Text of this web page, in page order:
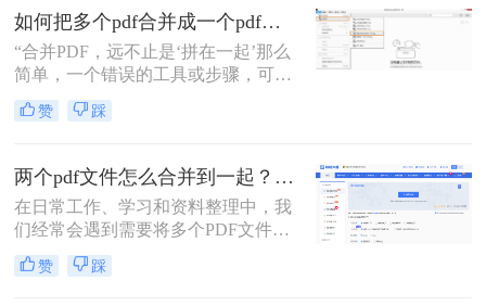
提交组合文档。虽然市面上有众多付
费软件提供PDF编辑功能，但免费方
案同样能高效完成任务。那么pdf怎么
免费合并为一个文件呢？本文将系统
介绍五种免费合并PDF文件的方法，
涵盖在线工具、桌面软件、命令行及
求。
如何把多个pdf合并成一个pdf？5种高效合并方法详解！
“合并PDF，远不止是‘拼在一起’那么
简单，一个错误的工具或步骤，可能
让你精心排版的文档面目全
非。”——这是从业多年，处理过上
赞 踩
两个pdf文件怎么合并到一起？一篇涵盖所有主流方法的终极指南！
在日常工作、学习和资料整理中，我
们经常会遇到需要将多个PDF文件合
并为一个的情况。无论是整合多个章
节的电子书、汇总一份报告的各个部
赞 踩